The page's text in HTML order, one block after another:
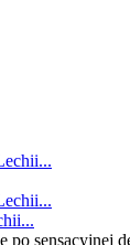
po sensacyjnej